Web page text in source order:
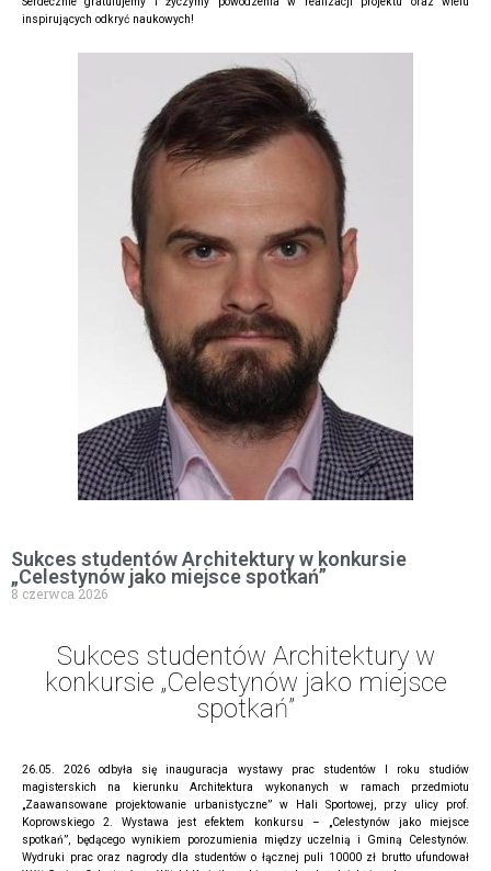
inspirujących odkryć naukowych!
Sukces studentów Architektury w konkursie
„Celestynów jako miejsce spotkań”
8 czerwca 2026
Sukces studentów Architektury w
konkursie „Celestynów jako miejsce
spotkań”
26.05. 2026 odbyła się inauguracja wystawy prac studentów I roku studiów
magisterskich na kierunku Architektura wykonanych w ramach przedmiotu
„Zaawansowane projektowanie urbanistyczne” w Hali Sportowej, przy ulicy prof.
Koprowskiego 2. Wystawa jest efektem konkursu – „Celestynów jako miejsce
spotkań”, będącego wynikiem porozumienia między uczelnią i Gminą Celestynów.
Wydruki prac oraz nagrody dla studentów o łącznej puli 10000 zł brutto ufundował